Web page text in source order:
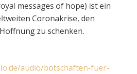
messages of hope) ist ein
Coronakrise, den
zu schenken.
audio/botschaften-fuer-